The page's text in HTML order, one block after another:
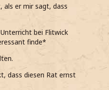
er mir sagt, dass
bei Flitwick
finde*
dass diesen Rat ernst